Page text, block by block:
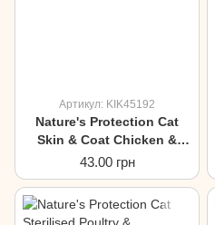
Артикул: KIK45192
Nature's Protection Cat
Skin & Coat Chicken &
Salmon, 100г
43.00 грн